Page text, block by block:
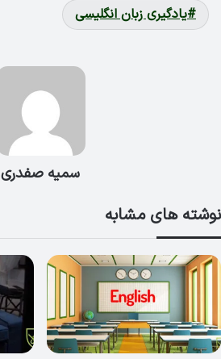
یادگیری زبان انگلیسی
سمیه صفدری
نوشته های مشابه